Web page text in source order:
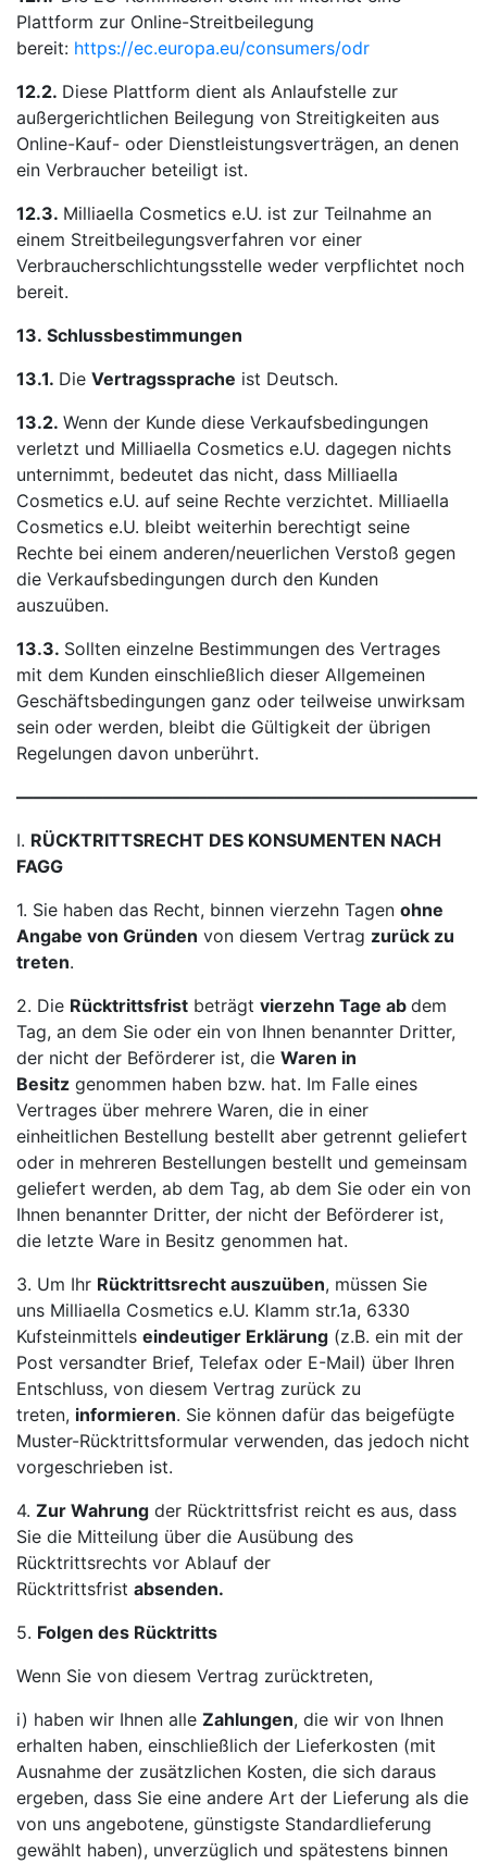
Plattform zur Online-Streitbeilegung
bereit: https://ec.europa.eu/consumers/odr
12.2. Diese Plattform dient als Anlaufstelle zur
außergerichtlichen Beilegung von Streitigkeiten aus
Online-Kauf- oder Dienstleistungsverträgen, an denen
ein Verbraucher beteiligt ist.
12.3. Milliaella Cosmetics e.U. ist zur Teilnahme an
einem Streitbeilegungsverfahren vor einer
Verbraucherschlichtungsstelle weder verpflichtet noch
bereit.
13. Schlussbestimmungen
13.1. Die Vertragssprache ist Deutsch.
13.2. Wenn der Kunde diese Verkaufsbedingungen
verletzt und Milliaella Cosmetics e.U. dagegen nichts
unternimmt, bedeutet das nicht, dass Milliaella
Cosmetics e.U. auf seine Rechte verzichtet. Milliaella
Cosmetics e.U. bleibt weiterhin berechtigt seine
Rechte bei einem anderen/neuerlichen Verstoß gegen
die Verkaufsbedingungen durch den Kunden
auszuüben.
13.3. Sollten einzelne Bestimmungen des Vertrages
mit dem Kunden einschließlich dieser Allgemeinen
Geschäftsbedingungen ganz oder teilweise unwirksam
sein oder werden, bleibt die Gültigkeit der übrigen
Regelungen davon unberührt.
——————————————————————————–
I. RÜCKTRITTSRECHT DES KONSUMENTEN NACH
FAGG
1. Sie haben das Recht, binnen vierzehn Tagen ohne
Angabe von Gründen von diesem Vertrag zurück zu
treten.
2. Die Rücktrittsfrist beträgt vierzehn Tage ab dem
Tag, an dem Sie oder ein von Ihnen benannter Dritter,
der nicht der Beförderer ist, die Waren in
Besitz genommen haben bzw. hat. Im Falle eines
Vertrages über mehrere Waren, die in einer
einheitlichen Bestellung bestellt aber getrennt geliefert
oder in mehreren Bestellungen bestellt und gemeinsam
geliefert werden, ab dem Tag, ab dem Sie oder ein von
Ihnen benannter Dritter, der nicht der Beförderer ist,
die letzte Ware in Besitz genommen hat.
3. Um Ihr Rücktrittsrecht auszuüben, müssen Sie
uns Milliaella Cosmetics e.U. Klamm str.1a, 6330
Kufsteinmittels eindeutiger Erklärung (z.B. ein mit der
Post versandter Brief, Telefax oder E-Mail) über Ihren
Entschluss, von diesem Vertrag zurück zu
treten, informieren. Sie können dafür das beigefügte
Muster-Rücktrittsformular verwenden, das jedoch nicht
vorgeschrieben ist.
4. Zur Wahrung der Rücktrittsfrist reicht es aus, dass
Sie die Mitteilung über die Ausübung des
Rücktrittsrechts vor Ablauf der
Rücktrittsfrist absenden.
5. Folgen des Rücktritts
Wenn Sie von diesem Vertrag zurücktreten,
i) haben wir Ihnen alle Zahlungen, die wir von Ihnen
erhalten haben, einschließlich der Lieferkosten (mit
Ausnahme der zusätzlichen Kosten, die sich daraus
ergeben, dass Sie eine andere Art der Lieferung als die
von uns angebotene, günstigste Standardlieferung
gewählt haben), unverzüglich und spätestens binnen